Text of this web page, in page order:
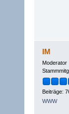
IM
Moderator
Beiträge:
WWW